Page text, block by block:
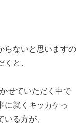
らないと思いますの
と、
せていただく中で
に就くキッカケっ
る方が、